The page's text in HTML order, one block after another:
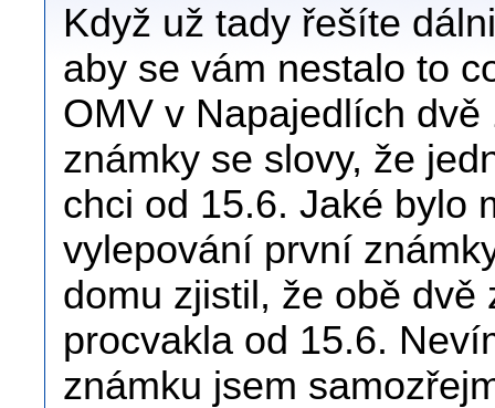
Když už tady řešíte
aby se vám nestalo to
OMV v Napajedlích
známky se slovy, že
chci od 15.6. Jaké bylo
vylepování první
domu zjistil, že obě dvě
procvakla od 15.6.
známku jsem